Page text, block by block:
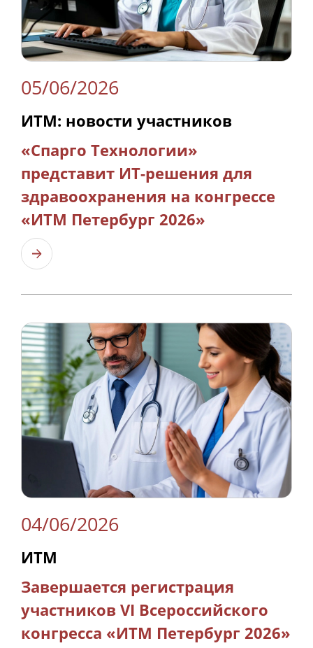
05/06/2026
ИТМ: новости участников
«Спарго Технологии»
представит ИТ-решения для
здравоохранения на конгрессе
«ИТМ Петербург 2026»
04/06/2026
ИТМ
Завершается регистрация
участников VI Всероссийского
конгресса «ИТМ Петербург 2026»